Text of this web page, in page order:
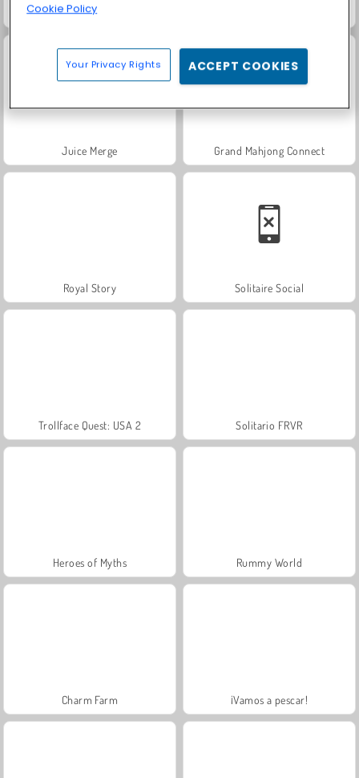
Scala 40
Juice Merge Grand Mahjong Connect
Royal Story Solitaire Social
Trollface Quest: USA 2 Solitario FRVR
Heroes of Myths Rummy World
Charm Farm ¡Vamos a pescar!
Cookie Policy
Your Privacy Rights ACCEPT COOKIES